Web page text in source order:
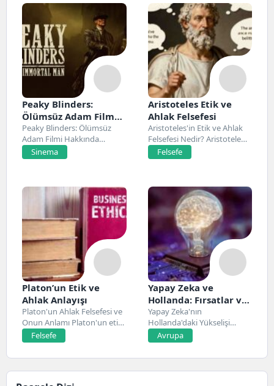
Peaky Blinders:
Ölümsüz Adam Film
Konusu, Oyuncuları
ve İnceleme
Peaky Blinders: Ölümsüz
Adam Filmi Hakkında
Netflix’te 20 Mart 2026...
Sinema
Aristoteles Etik ve
Ahlak Felsefesi
Aristoteles'in Etik ve Ahlak
Felsefesi Nedir? Aristoteles,
Antik Yunan felsefesinin...
Felsefe
Platon’un Etik ve
Ahlak Anlayışı
Platon'un Ahlak Felsefesi ve
Onun Anlamı Platon'un etik
ve ahlak...
Felsefe
Yapay Zeka ve
Hollanda: Fırsatlar ve
Zorluklar
Yapay Zeka'nın
Hollanda'daki Yükselişi
Hollanda, son yıllarda yapay
zeka alanında...
Avrupa